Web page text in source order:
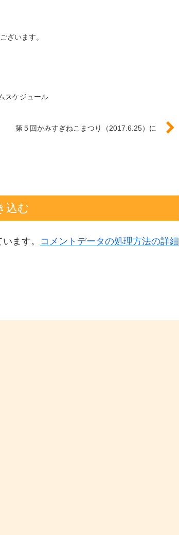
ざいます。
スケジュール
第５回かみすぎねこまつり（2017.6.25）に
込む
ます。 コメントデータの処理方法の詳細